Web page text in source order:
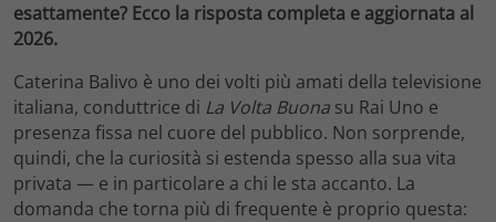
esattamente? Ecco la risposta completa e aggiornata al
2026.
Caterina Balivo è uno dei volti più amati della televisione
italiana, conduttrice di La Volta Buona su Rai Uno e
presenza fissa nel cuore del pubblico. Non sorprende,
quindi, che la curiosità si estenda spesso alla sua vita
privata — e in particolare a chi le sta accanto. La
domanda che torna più di frequente è proprio questa: